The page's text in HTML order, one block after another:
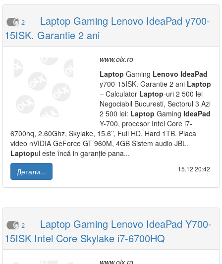
2
Laptop Gaming Lenovo IdeaPad y700-
15ISK. Garantie 2 ani
www.olx.ro
Laptop Gaming Lenovo IdeaPad
y700-15ISK. Garantie 2 ani Laptop
– Calculator Laptop-uri 2 500 lei
Negociabil Bucuresti, Sectorul 3 Azi
2 500 lei: Laptop Gaming IdeaPad
Y-700, procesor Intel Core i7-
6700hq, 2.60Ghz, Skylake, 15.6’’, Full HD. Hard 1TB. Placa
video nVIDIA GeForce GT 960M, 4GB Sistem audio JBL.
Laptopul este încă in garanție pana...
Детали...
15.12|20:42
2
Laptop Gaming Lenovo IdeaPad Y700-
15ISK Intel Core Skylake i7-6700HQ
www.olx.ro